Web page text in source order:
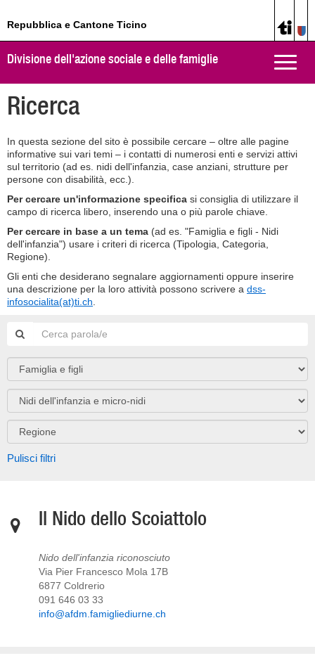
Repubblica e Cantone Ticino
Toggle
Divisione dell'azione sociale e delle famiglie
Ricerca
In questa sezione del sito è possibile cercare – oltre alle pagine
informative sui vari temi – i contatti di numerosi enti e servizi attivi
sul territorio (ad es. nidi dell'infanzia, case anziani, strutture per
persone con disabilità, ecc.).
Per cercare un'informazione specifica si consiglia di utilizzare il
campo di ricerca libero, inserendo una o più parole chiave.
Per cercare in base a un tema (ad es. "Famiglia e figli - Nidi
dell'infanzia") usare i criteri di ricerca (Tipologia, Categoria,
Regione).
Gli enti che desiderano segnalare aggiornamenti oppure inserire
una descrizione per la loro attività possono scrivere a dss-
infosocialita(at)ti.ch
Pulisci filtri
Il Nido dello Scoiattolo
Nido dell'infanzia riconosciuto
Via Pier Francesco Mola 17B
6877 Coldrerio
091 646 03 33
info@afdm.famigliediurne.ch